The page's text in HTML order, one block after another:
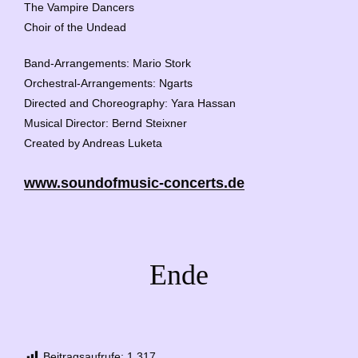
The Vampire Dancers
Choir of the Undead
Band-Arrangements: Mario Stork
Orchestral-Arrangements: Ngarts
Directed and Choreography: Yara Hassan
Musical Director: Bernd Steixner
Created byAndreas Luketa
www.soundofmusic-concerts.de
Ende